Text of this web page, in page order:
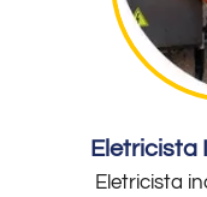
Eletricista
Eletricista